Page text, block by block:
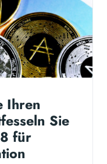
Ihren
Sie
für